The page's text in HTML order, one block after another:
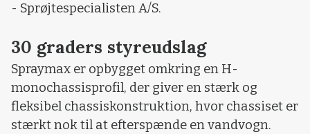
- Sprøjtespecialisten A/S.
30 graders styreudslag
Spraymax er opbygget omkring en H-
monochassisprofil, der giver en stærk og
fleksibel chassiskonstruktion, hvor chassiset er
stærkt nok til at efterspænde en vandvogn.